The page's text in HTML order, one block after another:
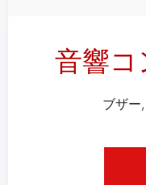
音響コ
ブザー